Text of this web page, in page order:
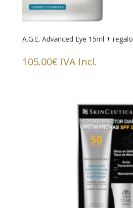
A.G.E. Advanced Eye 15ml + regalo
105.00€ IVA Incl.